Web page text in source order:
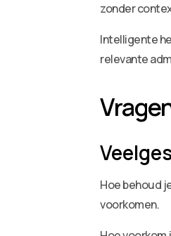
zonder
Intelligente
relevante
Hoe behoud
voorkomen.